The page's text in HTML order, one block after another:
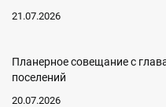
21.07.2026
Планерное совещание с
поселений
20.07.2026